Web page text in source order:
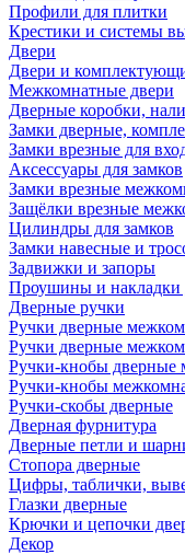
Профили для плитки
Крестики и системы
Двери
Двери и
Межкомнатные двери
Дверные коробки,
Замки дверные,
Замки врезные для
Аксессуары для замков
Замки врезные
Защёлки врезные
Цилиндры для замков
Замки навесные и
Задвижки и запоры
Проушины и накладки
Дверные ручки
Ручки дверные
Ручки дверные
Ручки-кнобы дверные
Ручки-кнобы
Ручки-скобы дверные
Дверная фурнитура
Дверные петли и
Стопора дверные
Цифры, таблички,
Глазки дверные
Крючки и цепочки
Декор